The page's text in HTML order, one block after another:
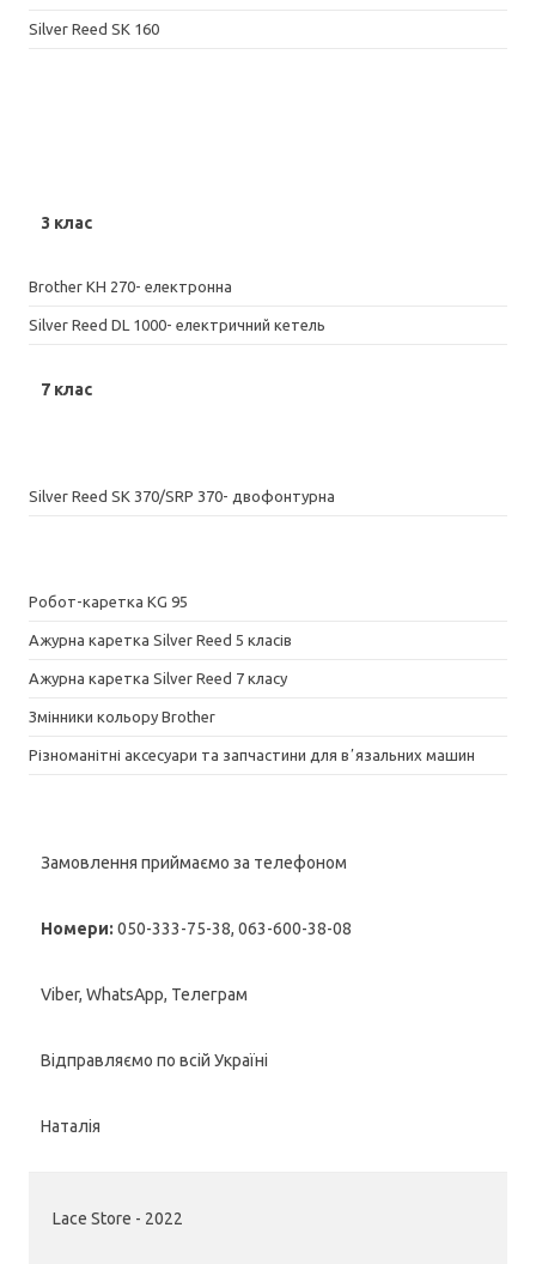
Silver Reed SK 160
3 клас
Brother KH 270- електронна
Silver Reed DL 1000- електричний кетель
7 клас
Silver Reed SK 370/SRP 370- двофонтурна
Робот-каретка KG 95
Ажурна каретка Silver Reed 5 класів
Ажурна каретка Silver Reed 7 класу
Змінники кольору Brother
Різноманітні аксесуари та запчастини для вʼязальних машин
Замовлення приймаємо за телефоном
Номери: 050-333-75-38, 063-600-38-08
Viber, WhatsApp, Телеграм
Відправляємо по всій Україні
Наталія
Lace Store - 2022